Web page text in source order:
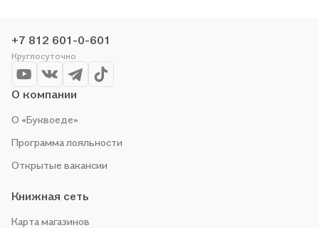
+7 812 601-0-601
Круглосуточно
О компании
О «Буквоеде»
Программа лояльности
Открытые вакансии
Книжная сеть
Карта магазинов